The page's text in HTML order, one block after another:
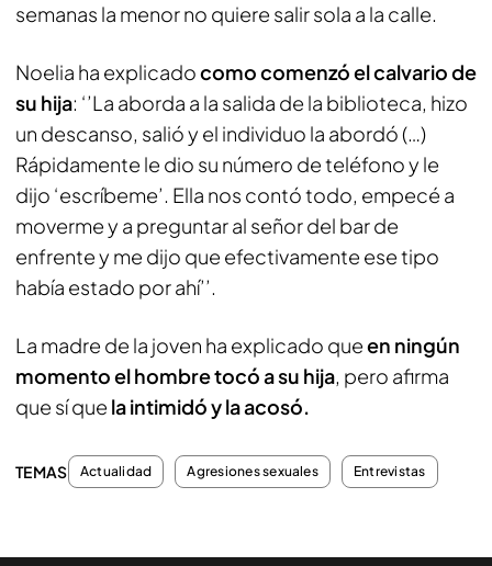
semanas la menor no quiere salir sola a la calle.
Noelia ha explicadocomo comenzó el calvario de
su hija: ‘’La aborda a la salida de la biblioteca, hizo
un descanso, salió y el individuo la abordó (…)
Rápidamente le dio su número de teléfono y le
dijo ‘escríbeme’. Ella nos contó todo, empecé a
moverme y a preguntar al señor del bar de
enfrente y me dijo que efectivamente ese tipo
había estado por ahí’’.
La madre de la joven ha explicado queen ningún
momento el hombre tocó a su hija, pero afirma
que sí que la intimidó y la acosó.
TEMAS Actualidad Agresiones sexuales Entrevistas